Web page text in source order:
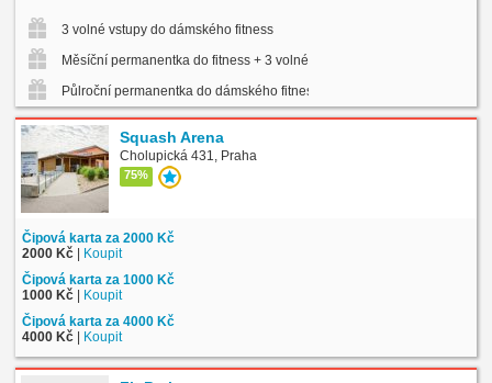
3 volné vstupy do dámského fitness
Měsíční permanentka do fitness + 3 volné vstupy na skup. lekce
Půlroční permanentka do dámského fitness
Squash Arena
Cholupická 431, Praha
75%
Čipová karta za 2000 Kč
2000 Kč | Koupit
Čipová karta za 1000 Kč
1000 Kč | Koupit
Čipová karta za 4000 Kč
4000 Kč | Koupit